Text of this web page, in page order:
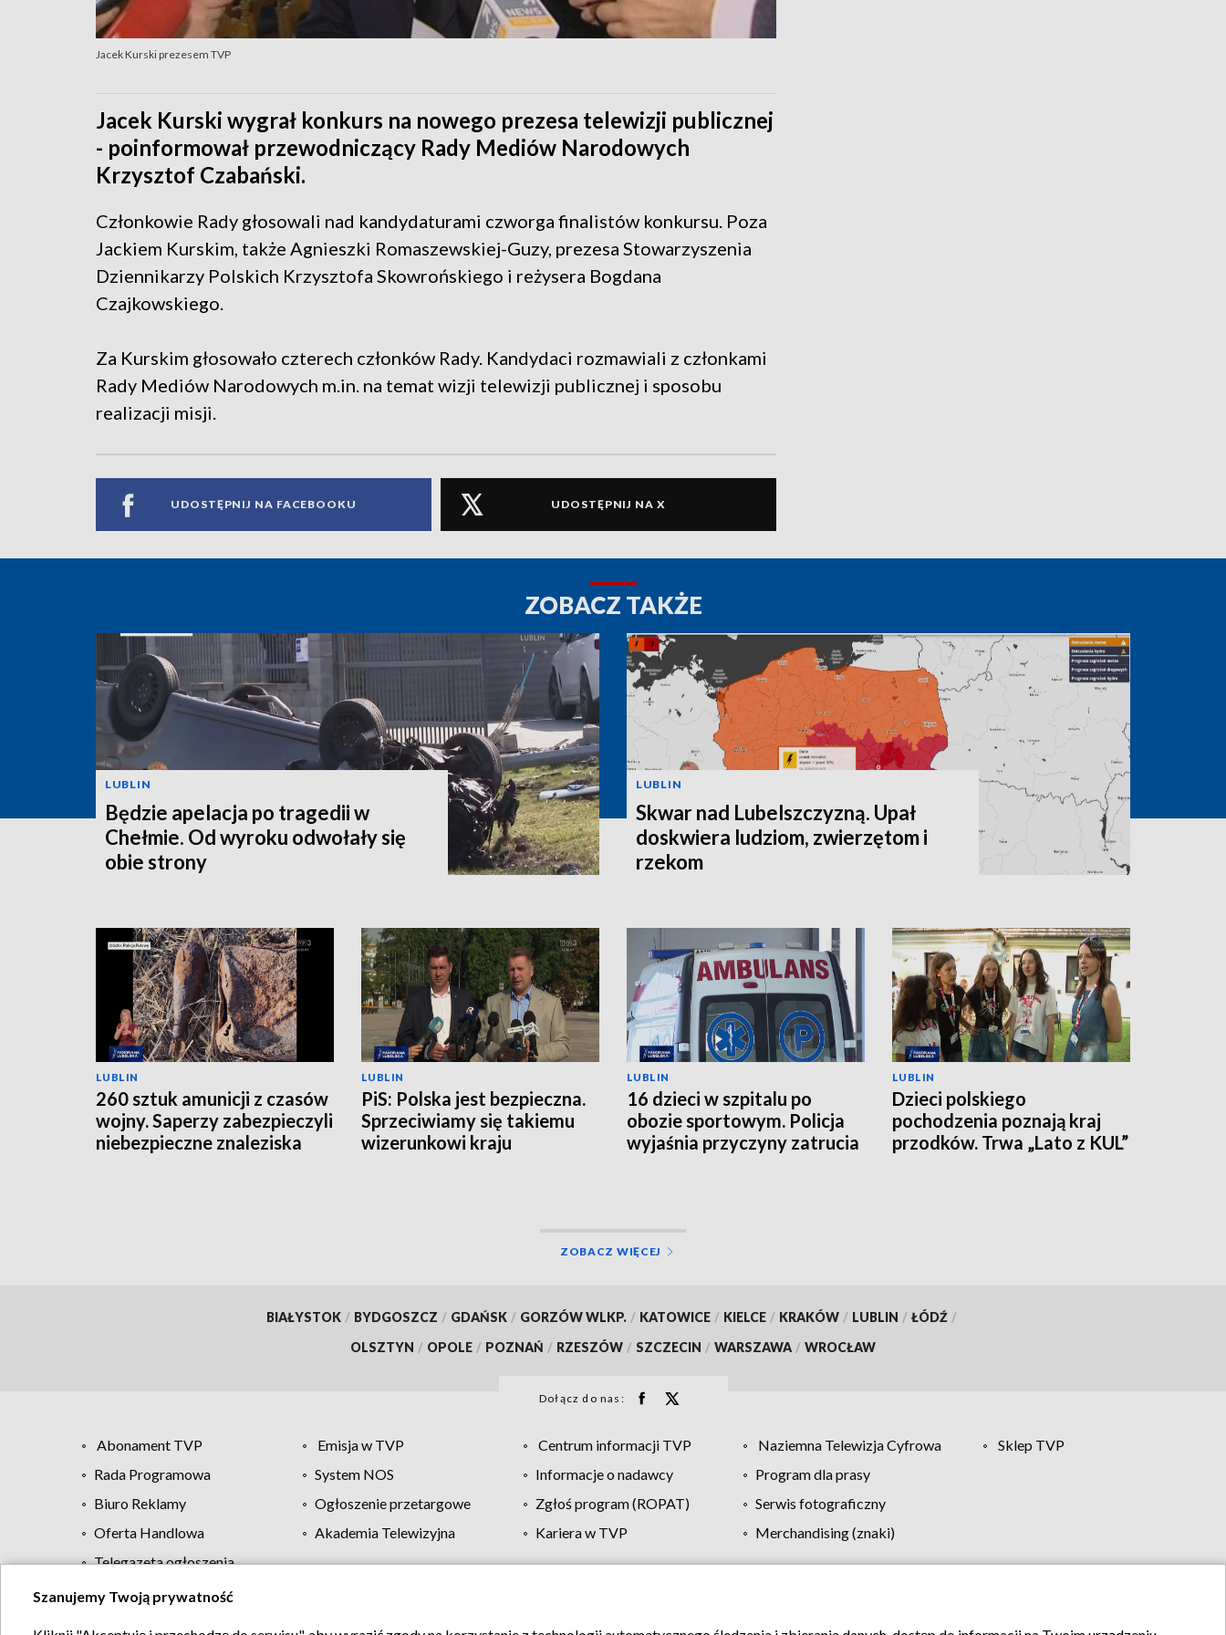
Jacek Kurski prezesem TVP
Jacek Kurski wygrał konkurs na nowego prezesa telewizji publicznej
- poinformował przewodniczący Rady Mediów Narodowych
Krzysztof Czabański.
Członkowie Rady głosowali nad kandydaturami czworga finalistów konkursu. Poza
Jackiem Kurskim, także Agnieszki Romaszewskiej-Guzy, prezesa Stowarzyszenia
Dziennikarzy Polskich Krzysztofa Skowrońskiego i reżysera Bogdana
Czajkowskiego.
Za Kurskim głosowało czterech członków Rady. Kandydaci rozmawiali z członkami
Rady Mediów Narodowych m.in. na temat wizji telewizji publicznej i sposobu
realizacji misji.
UDOSTĘPNIJ NA FACEBOOKU UDOSTĘPNIJ NA X
ZOBACZ TAKŻE
LUBLIN
Będzie apelacja po tragedii w
Chełmie. Od wyroku odwołały się
obie strony
LUBLIN
Skwar nad Lubelszczyzną. Upał
doskwiera ludziom, zwierzętom i
rzekom
LUBLIN
260 sztuk amunicji z czasów
wojny. Saperzy zabezpieczyli
niebezpieczne znaleziska
LUBLIN
PiS: Polska jest bezpieczna.
Sprzeciwiamy się takiemu
wizerunkowi kraju
LUBLIN
16 dzieci w szpitalu po
obozie sportowym. Policja
wyjaśnia przyczyny zatrucia
LUBLIN
Dzieci polskiego
pochodzenia poznają kraj
przodków. Trwa „Lato z KUL”
ZOBACZ WIĘCEJ
BIAŁYSTOK / BYDGOSZCZ / GDAŃSK / GORZÓW WLKP. / KATOWICE / KIELCE / KRAKÓW / LUBLIN / ŁÓDŹ /
OLSZTYN / OPOLE / POZNAŃ / RZESZÓW / SZCZECIN / WARSZAWA / WROCŁAW
Dołącz do nas:
Abonament TVP Emisja w TVP Centrum informacji TVP Naziemna Telewizja Cyfrowa
Sklep TVP
Rada Programowa
System NOS Informacje o nadawcy
Program dla prasy
Biuro Reklamy
Ogłoszenie przetargowe Zgłoś program (ROPAT)
Serwis fotograficzny
Oferta Handlowa
Akademia Telewizyjna Kariera w TVP
Merchandising (znaki)
Telegazeta ogłoszenia
Regulamin TVP Polityka prywatności Moje zgody Pomoc Biuro reklamy Kontakt
Szanujemy Twoją prywatność